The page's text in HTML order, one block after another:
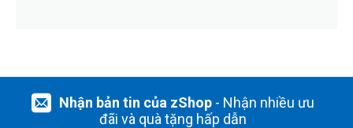
Nhận bản tin của zShop- Nhận nhiều ưu
đãi và quà tặng hấp dẫn